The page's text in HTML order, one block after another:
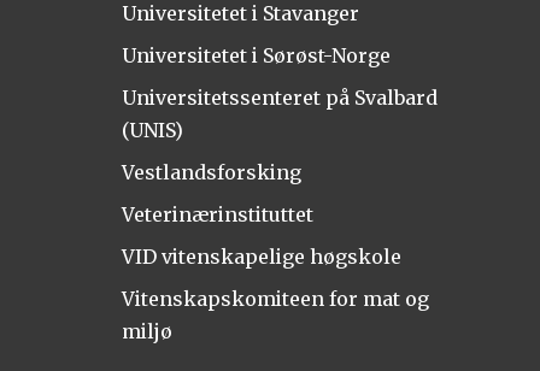
Universitetet i Stavanger
Universitetet i Sørøst-Norge
Universitetssenteret på Svalbard
(UNIS)
Vestlandsforsking
Veterinærinstituttet
VID vitenskapelige høgskole
Vitenskapskomiteen for mat og
miljø